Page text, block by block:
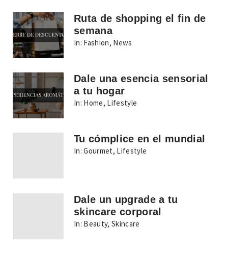
Ruta de shopping el fin de
semana
In: Fashion, News
Dale una esencia sensorial
a tu hogar
In: Home, Lifestyle
Tu cómplice en el mundial
In: Gourmet, Lifestyle
Dale un upgrade a tu
skincare corporal
In: Beauty,Skincare